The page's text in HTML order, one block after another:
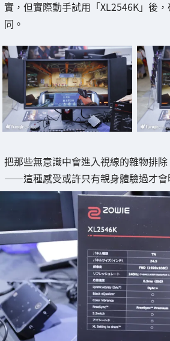
實，但實際動手試用「XL2546K」後
同。
把那些無意識中會進入視線的雜物排
——這種感受或許只有親身體驗過才會